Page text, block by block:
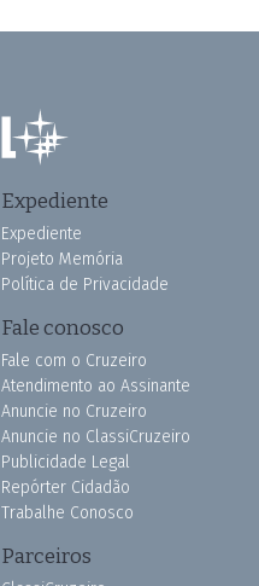
Expediente
Expediente
Projeto Memória
Política de Privacidade
Fale conosco
Fale com o Cruzeiro
Atendimento ao Assinante
Anuncie no Cruzeiro
Anuncie no ClassiCruzeiro
Publicidade Legal
Repórter Cidadão
Trabalhe Conosco
Parceiros